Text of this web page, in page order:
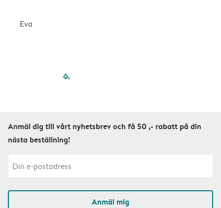
Eva
filled-pagination
Anmäl dig till vårt nyhetsbrev och få 50 ,- rabatt på din
nästa beställning!
Anmäl mig